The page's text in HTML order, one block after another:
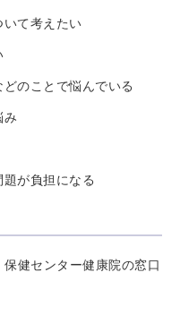
いて考えたい
のことで悩んでいる
み
が負担になる
保健センター健康院の窓口